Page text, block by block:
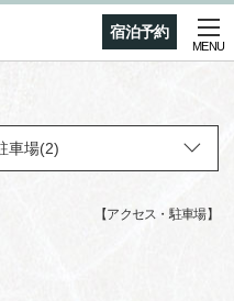
宿泊予約
MENU
【アクセス・駐車場】